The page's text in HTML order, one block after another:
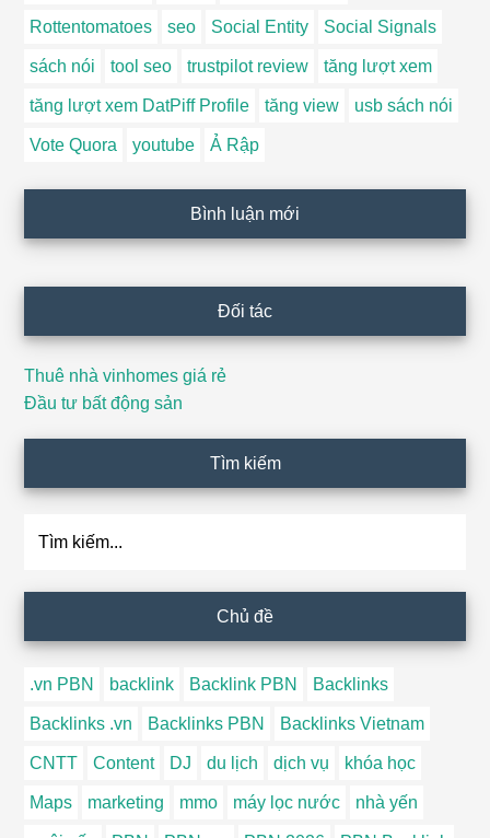
Rottentomatoes seo Social Entity Social Signals
sách nói tool seo trustpilot review tăng lượt xem
tăng lượt xem DatPiff Profile tăng view usb sách nói
Vote Quora youtube Ả Rập
Bình luận mới
Đối tác
Thuê nhà vinhomes giá rẻ
Đầu tư bất động sản
Tìm kiếm
Chủ đề
.vn PBN backlink Backlink PBN Backlinks
Backlinks .vn Backlinks PBN Backlinks Vietnam
CNTT Content DJ du lịch dịch vụ khóa học
Maps marketing mmo máy lọc nước nhà yến